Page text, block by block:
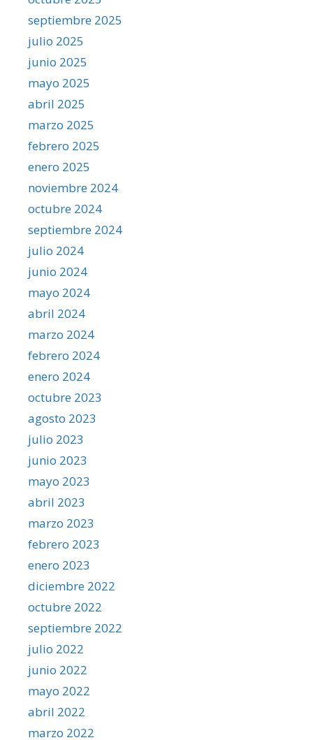
septiembre 2025
julio 2025
junio 2025
mayo 2025
abril 2025
marzo 2025
febrero 2025
enero 2025
noviembre 2024
octubre 2024
septiembre 2024
julio 2024
junio 2024
mayo 2024
abril 2024
marzo 2024
febrero 2024
enero 2024
octubre 2023
agosto 2023
julio 2023
junio 2023
mayo 2023
abril 2023
marzo 2023
febrero 2023
enero 2023
diciembre 2022
octubre 2022
septiembre 2022
julio 2022
junio 2022
mayo 2022
abril 2022
marzo 2022